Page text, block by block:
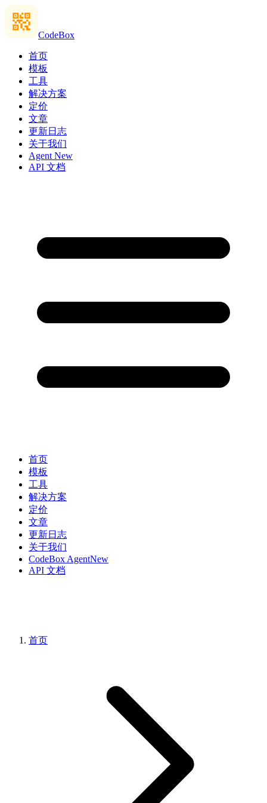
CodeBox
首页
模板
工具
解决方案
定价
文章
更新日志
关于我们
Agent New
API 文档
首页
模板
工具
解决方案
定价
文章
更新日志
关于我们
CodeBox AgentNew
API 文档
首页